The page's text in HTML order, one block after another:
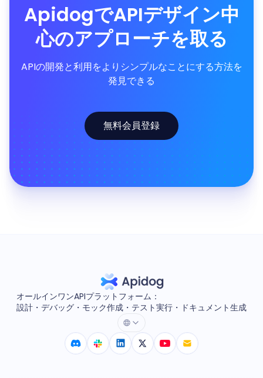
ApidogでAPIデザイン中
心のアプローチを取る
APIの開発と利用をよりシンプルなことにする方法を
発見できる
無料会員登録
オールインワンAPIプラットフォーム：
設計・デバッグ・モック作成・テスト実行・ドキュメント生成